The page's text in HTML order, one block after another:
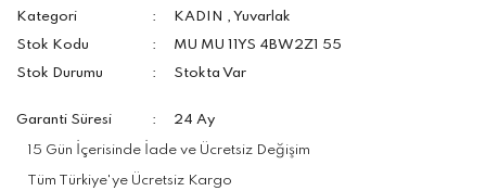
Kategori KADIN ,Yuvarlak
Stok Kodu
MU MU 11YS 4BW2Z1 55
Stok Durumu
Stokta Var
Garanti Süresi 24 Ay
15 Gün İçerisinde İade ve Ücretsiz Değişim
Tüm Türkiye'ye Ücretsiz Kargo